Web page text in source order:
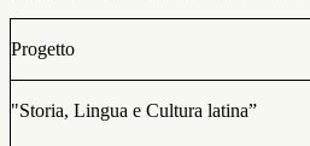
Progetto
"Storia, Lingua e Cultura latina”